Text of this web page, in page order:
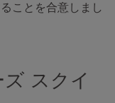
ことを合意しまし
スクイ